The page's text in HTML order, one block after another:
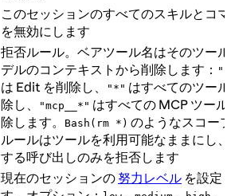
このセッションのすべてのスキルとコ
を無効にします
拒否ルール。ベアツール名はそのツー
デルのコンテキストから削除します：
は Edit を削除し、 "*" はすべてのツー
除し、
"mcp__*" はすべての MCP ツー
除します。
Bash(rm *) のようなスコー
ルールはツールを利用可能なままにし
する呼び出しのみを拒否します
現在のセッションの努力レベル を設定